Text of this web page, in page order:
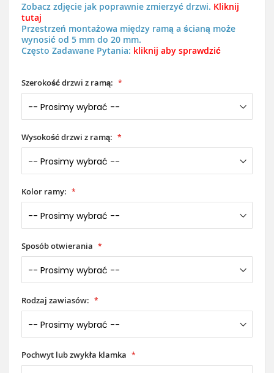
Zobacz zdjęcie jak poprawnie zmierzyć drzwi. Kliknij
tutaj
Przestrzeń montażowa między ramą a ścianą może
wynosić od 5 mm do 20 mm.
Często Zadawane Pytania: kliknij aby sprawdzić
Szerokość drzwi z ramą:
Wysokość drzwi z ramą:
Kolor ramy:
Sposób otwierania
Rodzaj zawiasów:
Pochwyt lub zwykła klamka